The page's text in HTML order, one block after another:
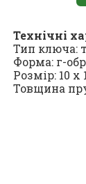
Технічні
Тип ключа:
Форма: г-
Розмір: 10 х
Товщина